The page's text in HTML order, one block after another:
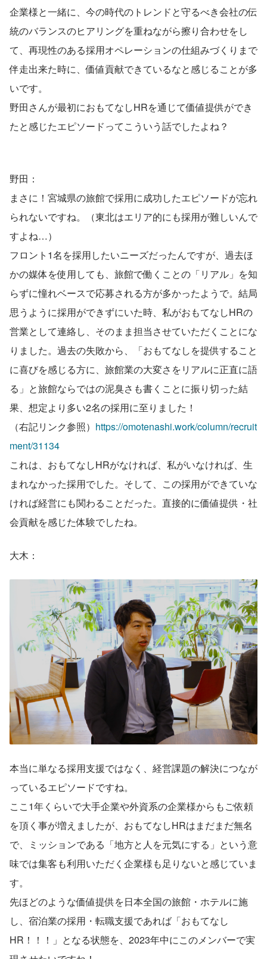
企業様と一緒に、今の時代のトレンドと守るべき会社の伝
統のバランスのヒアリングを重ねながら擦り合わせをし
て、再現性のある採用オペレーションの仕組みづくりまで
伴走出来た時に、価値貢献できているなと感じることが多
いです。
野田さんが最初におもてなしHRを通じて価値提供ができ
たと感じたエピソードってこういう話でしたよね？
野田：
まさに！宮城県の旅館で採用に成功したエピソードが忘れ
られないですね。（東北はエリア的にも採用が難しいんで
すよね…）
フロント1名を採用したいニーズだったんですが、過去ほ
かの媒体を使用しても、旅館で働くことの「リアル」を知
らずに憧れベースで応募される方が多かったようで。結局
思うように採用ができずにいた時、私がおもてなしHRの
営業として連絡し、そのまま担当させていただくことにな
りました。過去の失敗から、「おもてなしを提供すること
に喜びを感じる方に、旅館業の大変さをリアルに正直に語
る」と旅館ならではの泥臭さも書くことに振り切った結
果、想定より多い2名の採用に至りました！
（右記リンク参照） https://omotenashi.work/column/recruit
ment/31134
これは、おもてなしHRがなければ、私がいなければ、生
まれなかった採用でした。そして、この採用ができていな
ければ経営にも関わることだった。直接的に価値提供・社
会貢献を感じた体験でしたね。
大木：
本当に単なる採用支援ではなく、経営課題の解決につなが
っているエピソードですね。
ここ1年くらいで大手企業や外資系の企業様からもご依頼
を頂く事が増えましたが、おもてなしHRはまだまだ無名
で、ミッションである「地方と人を元気にする」という意
味では集客も利用いただく企業様も足りないと感じていま
す。
先ほどのような価値提供を日本全国の旅館・ホテルに施
し、宿泊業の採用・転職支援であれば「おもてなし
HR！！！」となる状態を、2023年中にこのメンバーで実